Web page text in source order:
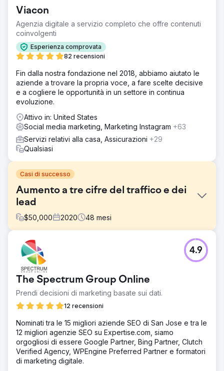
Viacon
Agenzia digitale a servizio completo che offre contenuti
coinvolgenti
Esperienza comprovata
82 recensioni
Fin dalla nostra fondazione nel 2018, abbiamo aiutato le
aziende a trovare la propria voce, a fare scelte decisive
e a cogliere le opportunità in un settore in continua
evoluzione.
Attivo in: United States
Social media marketing, Marketing Instagram +63
Servizi relativi alla casa, Assicurazioni +29
Qualsiasi
Casi di successo
Aumento a tre cifre del traffico e dei
lead
$50,000 2020 48 mesi
Sfida
FMH si è rivolto a Straight North per una strategia volta a
raggiungere un pubblico più vasto, aumentare i lead di
vendita e accelerare la crescita dei ricavi tramite i canali
di marketing digitale.
Soluzione
Straight North aveva una duplice soluzione:
a pagamento. La campagna SEO si è concentrata su
contenuti user friendly, riducendo la cannibalizzazione
delle parole chiave e migliorando i collegamenti interni.
Straight North ha sfruttato le sue capacità di intelligenza
artificiale per migliorare la campagna PPC.
The Spectrum Group Online
Prendi decisioni di marketing basate sui dati.
12 recensioni
4.9
Nominati tra le 15 migliori aziende SEO di San Jose e tra le
12 migliori agenzie SEO su Expertise.com, siamo
orgogliosi di essere Google Partner, Bing Partner, Clutch
Verified Agency, WPEngine Preferred Partner e formatori
di marketing digitale.